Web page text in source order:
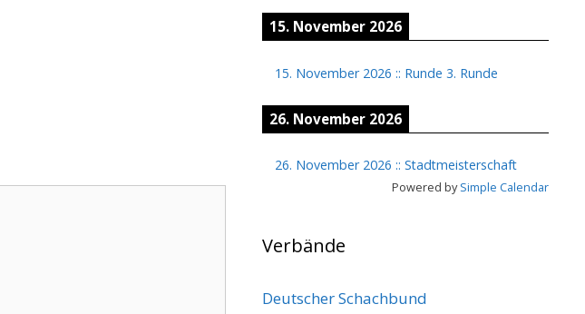
15. November 2026
15. November 2026 :: Runde 3. Runde
26. November 2026
26. November 2026 :: Stadtmeisterschaft
Powered bySimple Calendar
Verbände
Deutscher Schachbund